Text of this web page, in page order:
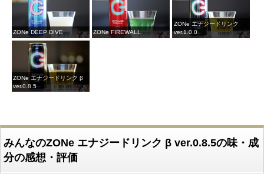
ZONe DEEP DIVE ZONe FIREWALL
ZONe エナジードリンク
ver.1.0.0
ZONe エナジードリンク β
ver.0.8.5
みんなのZONe エナジードリンク β ver.0.8.5の味・成
分の感想・評価